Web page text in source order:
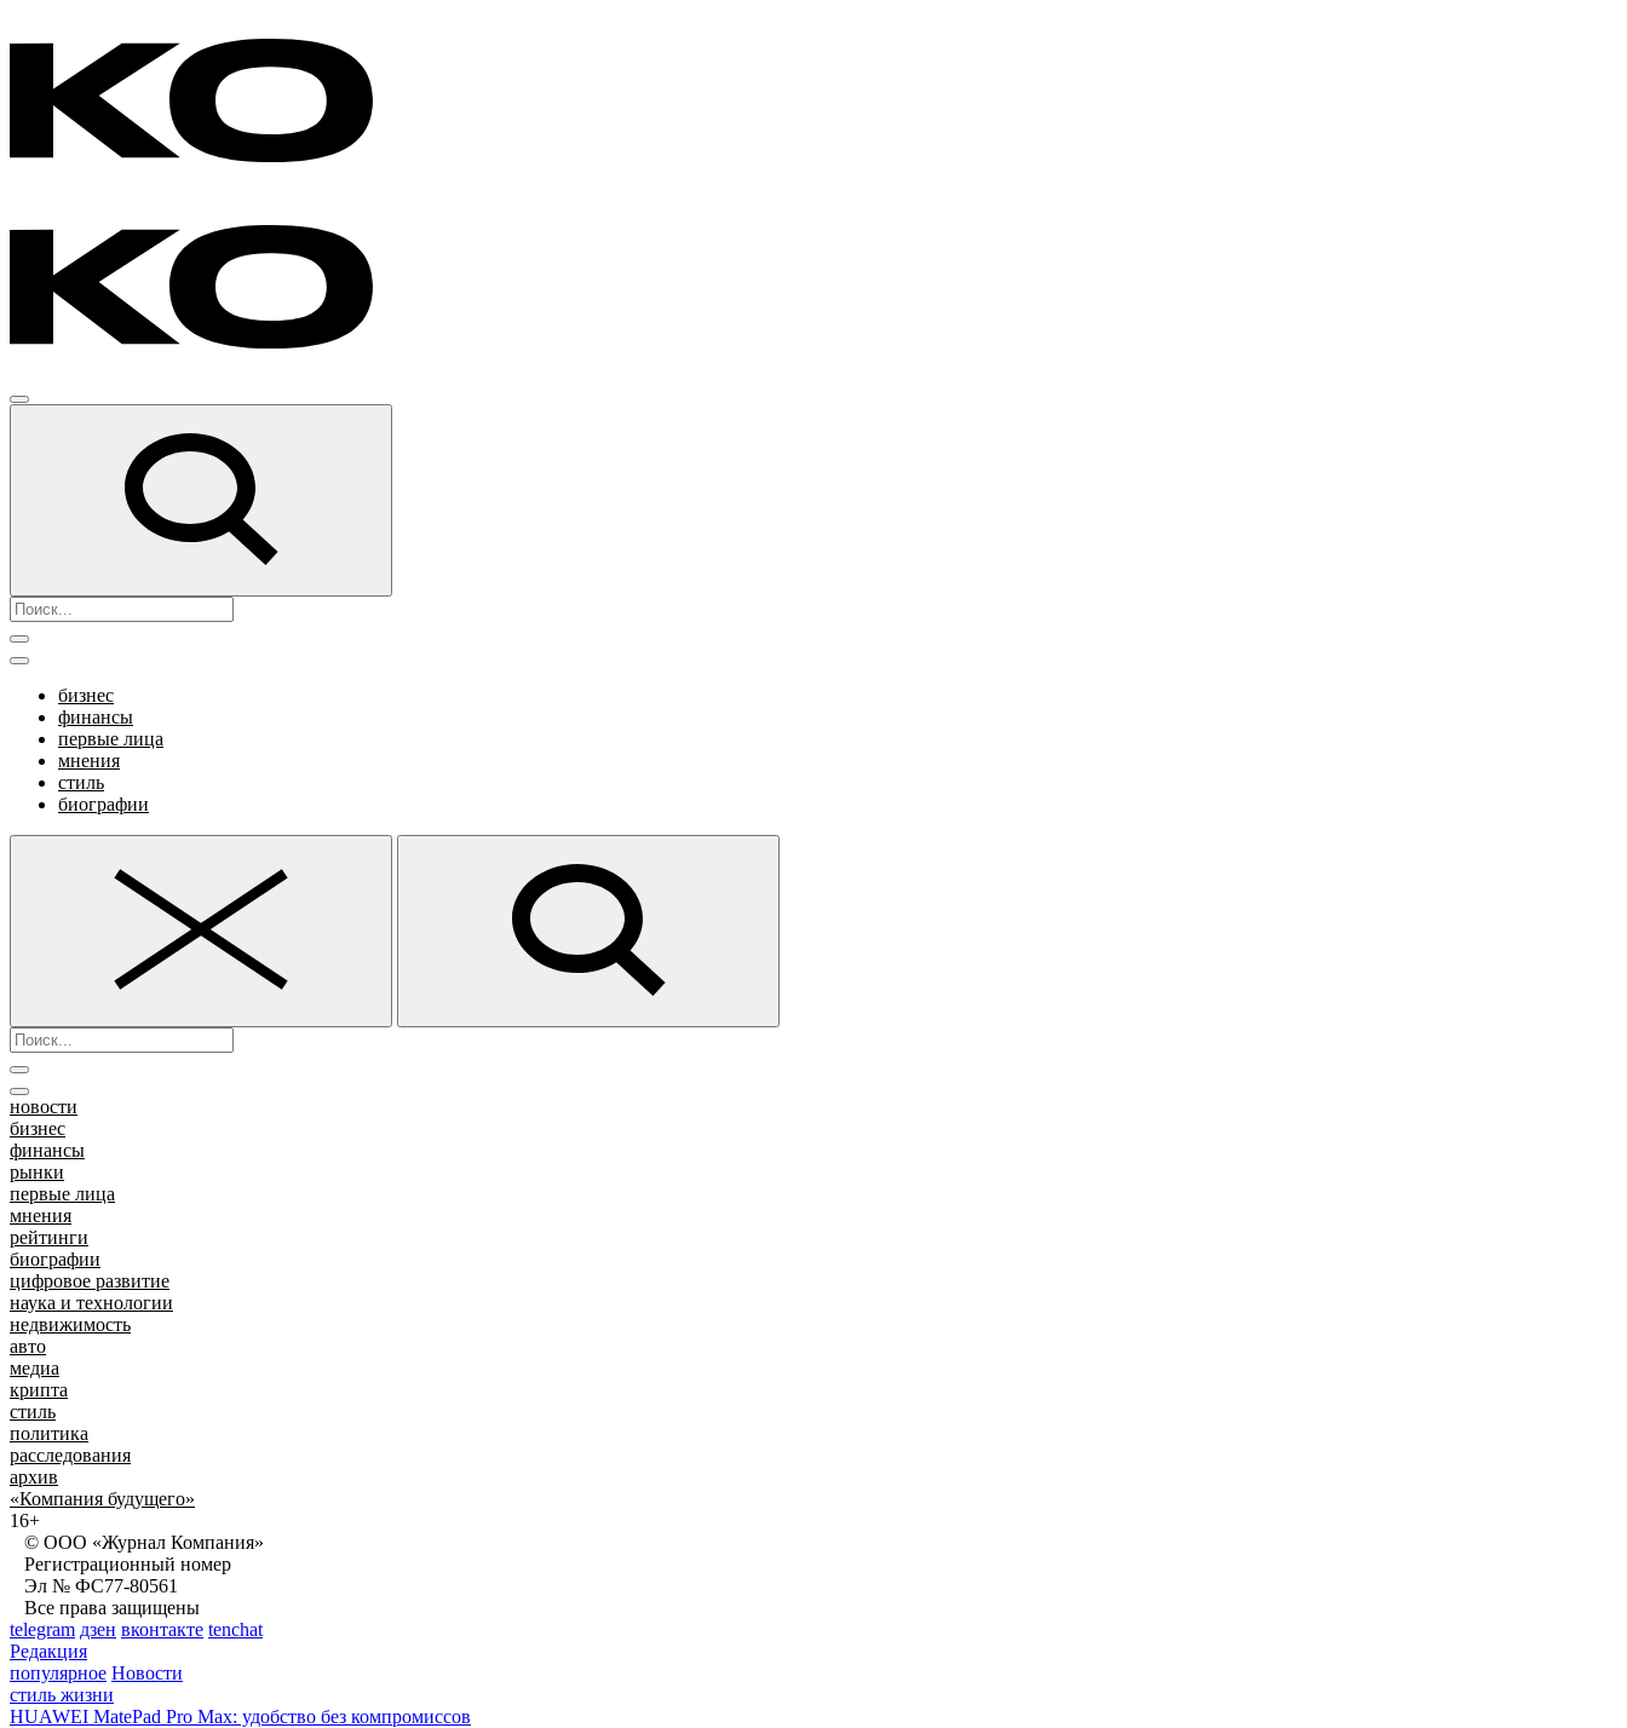
бизнес
финансы
первые лица
мнения
стиль
биографии
новости
бизнес
финансы
рынки
первые лица
мнения
рейтинги
биографии
цифровое развитие
наука и технологии
недвижимость
авто
медиа
крипта
стиль
политика
расследования
архив
«Компания будущего»
16+
© ООО «Журнал Компания»
Регистрационный номер
Эл № ФС77-80561
Все права защищены
telegram дзен вконтакте tenchat
Редакция
популярное Новости
стиль жизни
HUAWEI MatePad Pro Max: удобство без компромиссов